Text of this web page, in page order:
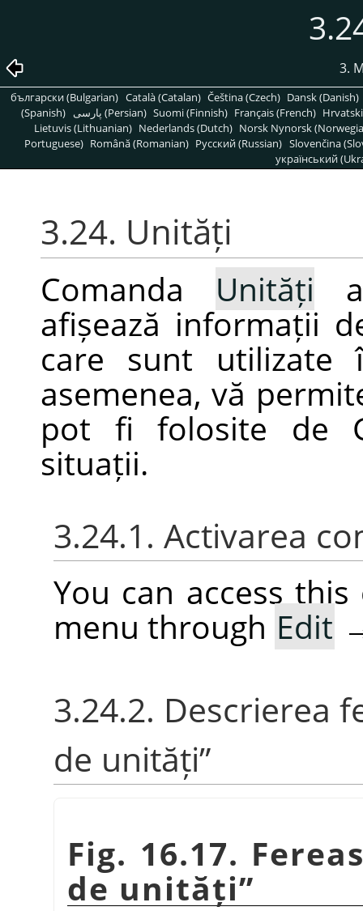
3.
български (Bulgarian) Català (Catalan) Čeština (Czech) Dansk (Danish)
(Spanish)
پارسی (Persian) Suomi (Finnish) Français (French)
Lietuvis (Lithuanian) Nederlands (Dutch) Norsk Nynorsk
Portuguese) Română (Romanian) Pусский (Russian) Slovenčina
український
3.24. Unități
Comanda Unități
afișează informații
care sunt
asemenea, vă
pot fi folosite de
situații.
3.24.1. Activarea
You can access
menu through Edit
3.24.2. Descrierea
de unități”
Fig. 16.17.
de unități”